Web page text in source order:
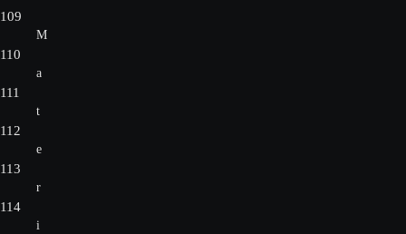
109
M
110
a
111
t
112
e
113
r
114
i